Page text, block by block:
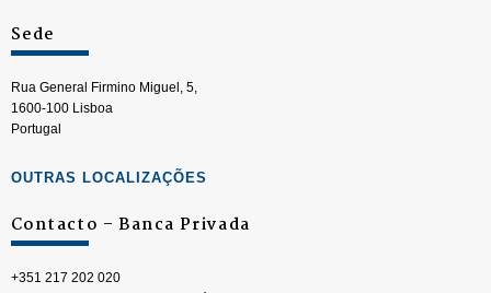
Sede
Rua General Firmino Miguel, 5,
1600-100 Lisboa
Portugal
OUTRAS LOCALIZAÇÕES
Contacto – Banca Privada
+351 217 202 020